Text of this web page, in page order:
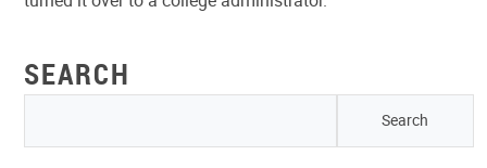
SEARCH